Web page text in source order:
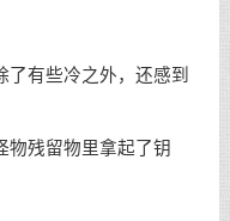
有些冷之外，还感到
物残留物里拿起了钥